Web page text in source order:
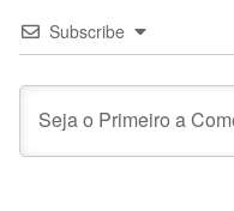
Subscribe